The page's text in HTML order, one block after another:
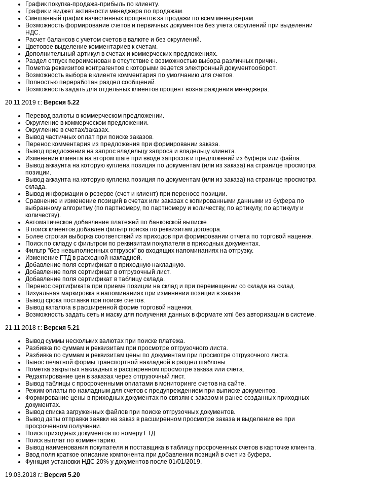
График покупка-продажа-прибыль по клиенту.
График и виджет активности менеджера по продажам.
Смешанный график начисленных процентов за продажи по всем менеджерам.
Возможность формирование счетов и первичных документов без учета округлений при выделении
НДС.
Расчет балансов с учетом счетов в валюте и без округлений.
Цветовое выделение комментариев к счетам.
Дополнительный артикул в счетах и коммерческих предложениях.
Раздел отпуск переименован в отсутствие с возможностью выбора различных причин.
Пометка реквизитов контрагентов с которыми ведется электронный документооборот.
Возможность выбора в клиенте комментария по умолчанию для счетов.
Полностью переработан раздел сообщений.
Возможность задать для отдельных клиентов процент вознаграждения менеджера.
20.11.2019 г.: Версия 5.22
Перевод валюты в коммерческом предложении.
Округление в коммерческом предложении.
Округление в счетах/заказах.
Вывод частичных оплат при поиске заказов.
Перенос комментария из предложения при формировании заказа.
Вывод предложения на запрос владельцу запроса и владельцу клиента.
Изменение клиента на втором шаге при вводе запросов и предложений из буфера или файла.
Вывод аккаунта на которую куплена позиция по документам (или из заказа) на странице просмотра
позиции.
Вывод аккаунта на которую куплена позиция по документам (или из заказа) на странице просмотра
склада.
Вывод информации о резерве (счет и клиент) при переносе позиции.
Сравнение и изменение позиций в счетах или заказах с копированными данными из буфера по
выбранному алгоритму (по партномеру, по партномеру и количеству, по артикулу, по артикулу и
количеству).
Автоматическое добавление платежей по банковской выписке.
В поиск клиентов добавлен фильтр поиска по реквизитам договора.
Более строгая выборка соответствий из приходов при формировании отчета по торговой наценке.
Поиск по складу с фильтром по реквизитам покупателя в приходных документах.
Фильтр "без невыполненных отгрузок" во входящих напоминаниях на отгрузку.
Изменение ГТД в расходной накладной.
Добавление поля сертификат в приходную накладную.
Добавление поля сертификат в отгрузочный лист.
Добавление поля сертификат в таблицу склада.
Перенос сертификата при приеме позиции на склад и при перемещении со склада на склад.
Визуальная маркировка в напоминаниях при изменении позиции в заказе.
Вывод срока поставки при поиске счетов.
Вывод каталога в расширенной форме торговой наценки.
Возможность задать сеть и маску для получения данных в формате xml без авторизации в системе.
21.11.2018 г.: Версия 5.21
Вывод суммы нескольких валютах при поиске платежа.
Разбивка по суммам и реквизитам при просмотре отгрузочного листа.
Разбивка по суммам и реквизитам цены по документам при просмотре отгрузочного листа.
Вынос печатной формы транспортной накладной в раздел шаблоны.
Пометка закрытых накладных в расширенном просмотре заказа или счета.
Редактирование цен в заказах через отгрузочный лист.
Вывод таблицы с просроченными оплатами в мониторинге счетов на сайте.
Режим оплаты по накладным для счетов с предупреждением при выписке документов.
Формирование цены в приходных документах по связям с заказом и ранее созданных приходных
документах.
Вывод списка загруженных файлов при поиске отгрузочных документов.
Вывод даты отправки заявки на заказ в расширенном просмотре заказа и выделение ее при
просроченном получении.
Поиск приходных документов по номеру ГТД.
Поиск выплат по комментарию.
Вывод наименования покупателя и поставщика в таблицу просроченных счетов в карточке клиента.
Ввод поля краткое описание компонента при добавлении позиций в счет из буфера.
Функция установки НДС 20% у документов после 01/01/2019.
19.03.2018 г.: Версия 5.20